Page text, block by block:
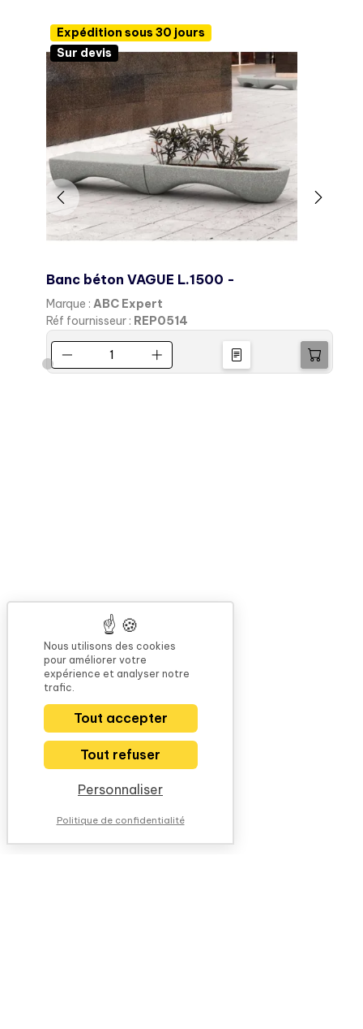
Expédition sous 30 jours
Sur devis
Banc béton VAGUE L.1500 -
Marque : ABC Expert
Réf fournisseur : REP0514
Nous utilisons des cookies
pour améliorer votre
expérience et analyser notre
trafic.
Tout accepter
Tout refuser
Personnaliser
Politique de confidentialité